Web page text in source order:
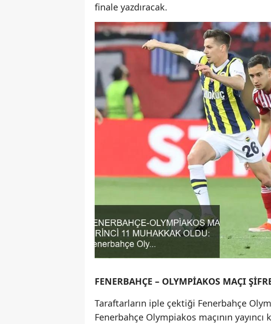
finale yazdıracak.
FENERBAHÇE – OLYMPİAKOS MAÇI
Taraftarların iple çektiği Fenerbahçe
Fenerbahçe Olympiakos maçının